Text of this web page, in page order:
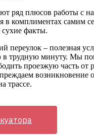
ряд плюсов работы с
в комплиментах самим
сухие факты.
переулок – полезная
в трудную минуту. Мы
проезжую часть от
возникновение
трассе.